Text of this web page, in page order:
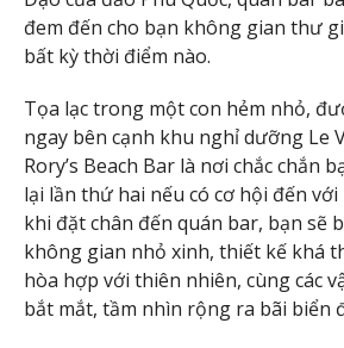
đem đến cho bạn không gian thư
bất kỳ thời điểm nào.
Tọa lạc trong một con hẻm nhỏ,
ngay bên cạnh khu nghỉ dưỡng Le
Rory’s Beach Bar là nơi chắc chắn
lại lần thứ hai nếu có cơ hội đến với
khi đặt chân đến quán bar, bạn sẽ
không gian nhỏ xinh, thiết kế khá
hòa hợp với thiên nhiên, cùng các
bắt mắt, tầm nhìn rộng ra bãi biển